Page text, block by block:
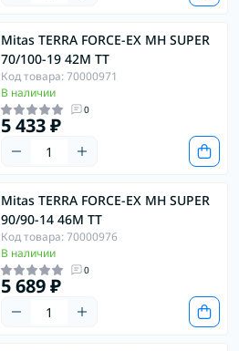
Mitas TERRA FORCE-EX MH SUPER
70/100-19 42M TT
Код товара: 70000971
В наличии
0
5 433 ₽
Mitas TERRA FORCE-EX MH SUPER
90/90-14 46M TT
Код товара: 70000976
В наличии
0
5 689 ₽